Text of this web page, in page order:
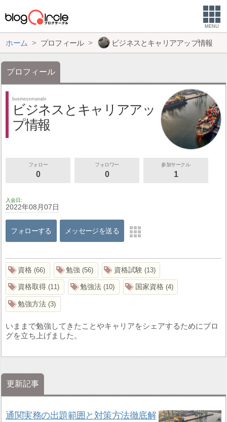
MENU
ホーム プロフィール ビジネスとキャリアアップ情報
プロフィール
businessmanabi
ビジネスとキャリアアッ
プ情報
フォロー
0
フォロワー
0
参加サークル
1
入会日
2022年08月07日
フォローする メッセージを送る
資格 66 勉強 56 資格試験 13
資格取得 11 勉強法 10 国家資格 4
勉強方法 3
いままで勉強してきたことやキャリアをシェアするためにブロ
グを立ち上げました。
更新記事
通関実務の出題範囲と対策方法徹底解